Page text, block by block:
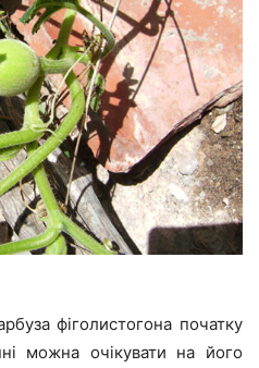
фіголистогона початку
можна очікувати на його